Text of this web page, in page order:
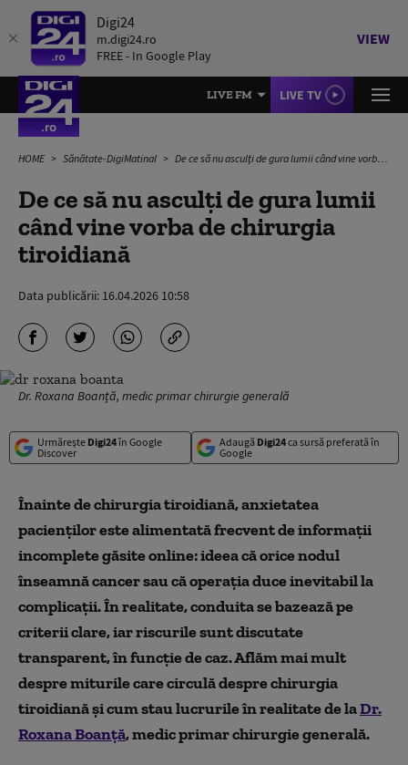
Digi24
m.digi24.ro
FREE - In Google Play
VIEW
LIVE FM LIVE TV
HOME Sănătate-DigiMatinal De ce să nu asculți de gura lumii când vine vorba de chirurgia tiroidiană
De ce să nu asculți de gura lumii
când vine vorba de chirurgia
tiroidiană
Data publicării: 16.04.2026 10:58
Dr. Roxana Boanță, medic primar chirurgie generală
Urmărește Digi24în Google
Discover
Adaugă Digi24ca sursă preferată în
Google
Înainte de chirurgia tiroidiană, anxietatea
pacienților este alimentată frecvent de informații
incomplete găsite online: ideea că orice nodul
înseamnă cancer sau că operația duce inevitabil la
complicații. În realitate, conduita se bazează pe
criterii clare, iar riscurile sunt discutate
transparent, în funcție de caz. Aflăm mai mult
despre miturile care circulă despre chirurgia
tiroidiană și cum stau lucrurile în realitate de laDr.
Roxana Boanță, medic primar chirurgie generală.